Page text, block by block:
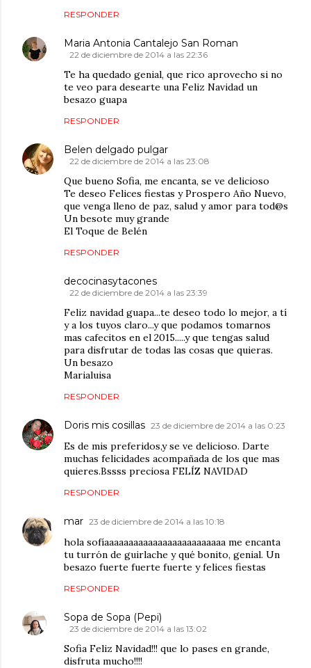
RESPONDER
Maria Antonia Cantalejo San Roman
22 de diciembre de 2014 a las 22:36
Te ha quedado genial, que rico aprovecho si no
te veo para desearte una Feliz Navidad un
besazo guapa
RESPONDER
Belen delgado pulgar
22 de diciembre de 2014 a las 23:08
Que bueno Sofia, me encanta, se ve delicioso
Te deseo Felices fiestas y Prospero Año Nuevo,
que venga lleno de paz, salud y amor para tod@s
Un besote muy grande
El Toque de Belén
RESPONDER
decocinasytacones
22 de diciembre de 2014 a las 23:39
Feliz navidad guapa...te deseo todo lo mejor, a tí
y a los tuyos claro...y que podamos tomarnos
mas cafecitos en el 2015.....y que tengas salud
para disfrutar de todas las cosas que quieras.
Un besazo
Marialuisa
RESPONDER
Doris mis cosillas 23 de diciembre de 2014 a las 0:23
Es de mis preferidos,y se ve delicioso. Darte
muchas felicidades acompañada de los que mas
quieres.Bssss preciosa FELÍZ NAVIDAD
RESPONDER
mar 23 de diciembre de 2014 a las 10:18
hola sofíaaaaaaaaaaaaaaaaaaaaaaaaa me encanta
tu turrón de guirlache y qué bonito, genial. Un
besazo fuerte fuerte fuerte y felices fiestas
RESPONDER
Sopa de Sopa (Pepi)
23 de diciembre de 2014 a las 13:02
Sofia Feliz Navidad!!! que lo pases en grande,
disfruta mucho!!!!